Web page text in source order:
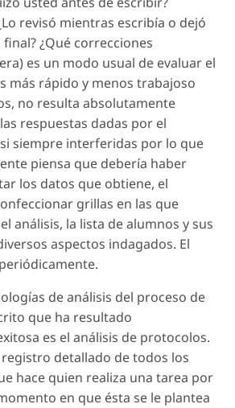
revisó mientras escribía o dejó
¿Qué correcciones
es un modo usual de evaluar el
más rápido y menos trabajoso
no resulta absolutamente
respuestas dadas por el
siempre interferidas por lo que
piensa que debería haber
los datos que obtiene, el
grillas en las que
análisis, la lista de alumnos y sus
aspectos indagados. El
de análisis del proceso de
que ha resultado
es el análisis de protocolos.
detallado de todos los
hace quien realiza una tarea por
en que ésta se le plantea